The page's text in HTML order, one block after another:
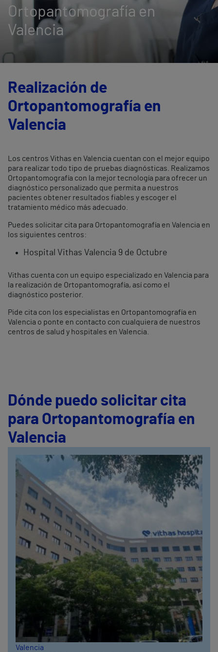
Ortopantomografía en
Valencia
Realización de
Ortopantomografía en
Valencia
Los centros Vithas en Valencia cuentan con el mejor equipo
para realizar todo tipo de pruebas diagnósticas. Realizamos
Ortopantomografía con la mejor tecnología para ofrecer un
diagnóstico personalizado que permita a nuestros
pacientes obtener resultados fiables y escoger el
tratamiento médico más adecuado.
Puedes solicitar cita para Ortopantomografía en Valencia en
los siguientes centros:
Hospital Vithas Valencia 9 de Octubre
Vithas cuenta con un equipo especializado en Valencia para
la realización de Ortopantomografía, así como el
diagnóstico posterior.
Pide cita con los especialistas en Ortopantomografía en
Valencia o ponte en contacto con cualquiera de nuestros
centros de salud y hospitales en Valencia.
Dónde puedo solicitar cita
para Ortopantomografía en
Valencia
Valencia